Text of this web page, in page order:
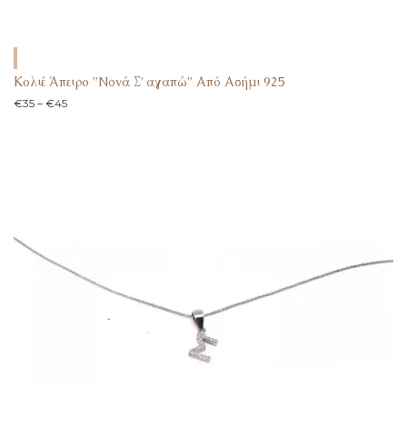
Κολιέ Άπειρο ”Nονά Σ’ αγαπώ” Από Ασήμι 925
€35 – €45